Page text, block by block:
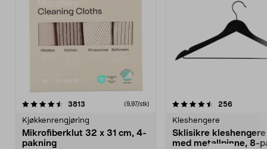
3813 anmeldelser(9,97/stk)
Kjøkkenrengjøring
Mikrofiberklut 32 x 31 cm, 4-
pakning
4.5av 5 stjerner 256
Kleshengere
Sklisikre
med metallpinne, 8-
4.5av 5 stjerner